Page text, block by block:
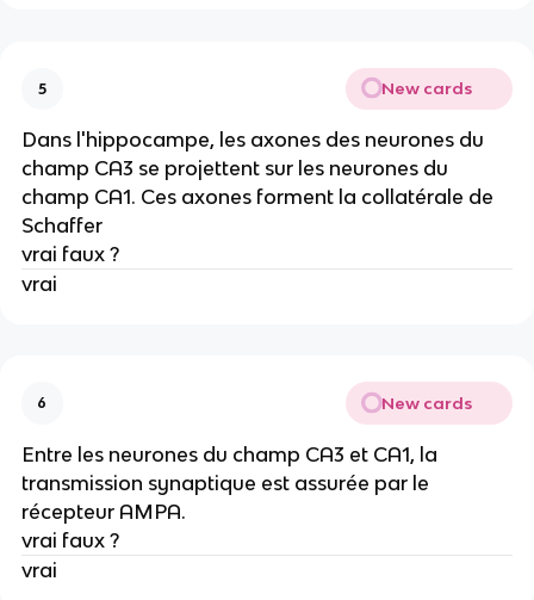
5 New cards
Dans l'hippocampe, les axones des neurones du
champ CA3 se projettent sur les neurones du
champ CA1. Ces axones forment la collatérale de
Schaffer
vrai faux ?
vrai
6 New cards
Entre les neurones du champ CA3 et CA1, la
transmission synaptique est assurée par le
récepteur AMPA.
vrai faux ?
vrai